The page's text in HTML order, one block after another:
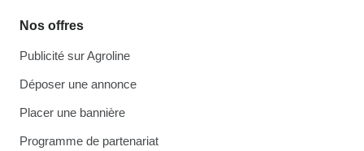
Nos offres
Publicité sur Agroline
Déposer une annonce
Placer une bannière
Programme de partenariat